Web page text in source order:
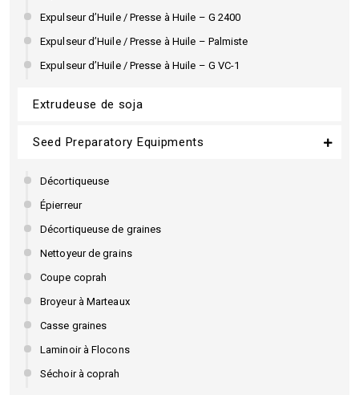
Expulseur d’Huile / Presse à Huile – G 2400
Expulseur d’Huile / Presse à Huile – Palmiste
Expulseur d’Huile / Presse à Huile – G VC-1
Extrudeuse de soja
Seed Preparatory Equipments
Décortiqueuse
Épierreur
Décortiqueuse de graines
Nettoyeur de grains
Coupe coprah
Broyeur à Marteaux
Casse graines
Laminoir à Flocons
Séchoir à coprah